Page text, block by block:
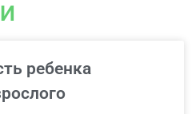
ребенка